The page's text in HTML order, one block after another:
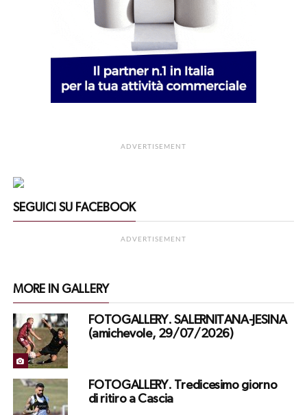
ADVERTISEMENT
SEGUICI SU FACEBOOK
ADVERTISEMENT
MORE IN GALLERY
FOTOGALLERY. SALERNITANA-JESINA
(amichevole, 29/07/2026)
FOTOGALLERY. Tredicesimo giorno
di ritiro a Cascia